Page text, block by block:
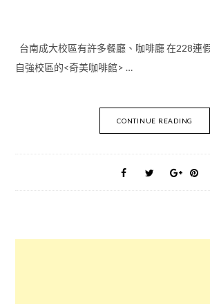
台南成大校區有許多餐廳、咖啡廳 在228連
自強校區的<奇美咖啡館> …
CONTINUE READING